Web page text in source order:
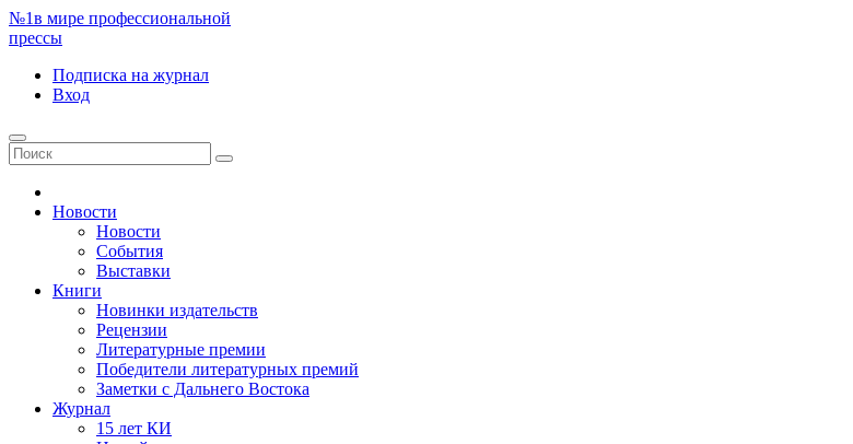
№1в мире профессиональной
прессы
Подписка на журнал
Вход
Новости
Новости
События
Выставки
Книги
Новинки издательств
Рецензии
Литературные премии
Победители литературных премий
Заметки с Дальнего Востока
Журнал
15 лет КИ